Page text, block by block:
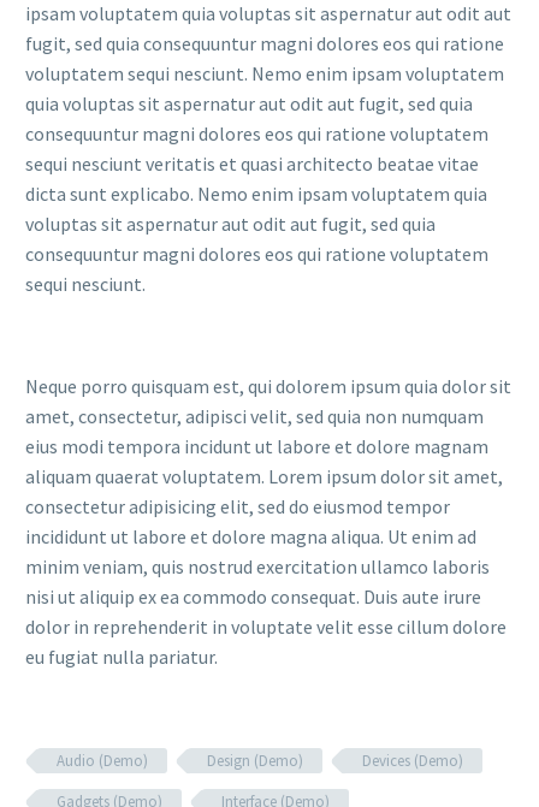
ipsam voluptatem quia voluptas sit aspernatur aut odit aut
fugit, sed quia consequuntur magni dolores eos qui ratione
voluptatem sequi nesciunt. Nemo enim ipsam voluptatem
quia voluptas sit aspernatur aut odit aut fugit, sed quia
consequuntur magni dolores eos qui ratione voluptatem
sequi nesciunt veritatis et quasi architecto beatae vitae
dicta sunt explicabo. Nemo enim ipsam voluptatem quia
voluptas sit aspernatur aut odit aut fugit, sed quia
consequuntur magni dolores eos qui ratione voluptatem
sequi nesciunt.
Neque porro quisquam est, qui dolorem ipsum quia dolor sit
amet, consectetur, adipisci velit, sed quia non numquam
eius modi tempora incidunt ut labore et dolore magnam
aliquam quaerat voluptatem. Lorem ipsum dolor sit amet,
consectetur adipisicing elit, sed do eiusmod tempor
incididunt ut labore et dolore magna aliqua. Ut enim ad
minim veniam, quis nostrud exercitation ullamco laboris
nisi ut aliquip ex ea commodo consequat. Duis aute irure
dolor in reprehenderit in voluptate velit esse cillum dolore
eu fugiat nulla pariatur.
Audio (Demo) Design (Demo)
Devices (Demo)
Gadgets (Demo)
Interface (Demo)